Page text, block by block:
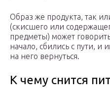
Образ же продукта, так
(скисшего или
предметы) может
начало, сбились с пути, и
на него вернуться.
К чему снится